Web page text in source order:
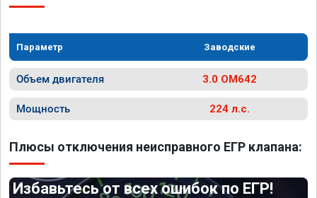
Параметр Заводские
Объем двигателя 3.0 OM642
Мощность 224 л.с.
Плюсы отключения неисправного ЕГР клапана:
Избавьтесь от всех ошибок по ЕГР!